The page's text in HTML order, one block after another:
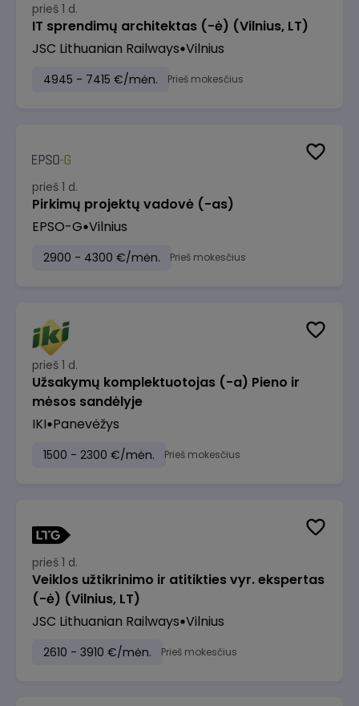
prieš 1 d.
IT sprendimų architektas (-ė) (Vilnius, LT)
JSC Lithuanian Railways Vilnius
4945 - 7415 €/mėn. Prieš mokesčius
prieš 1 d.
Pirkimų projektų vadovė (-as)
EPSO-G Vilnius
2900 - 4300 €/mėn. Prieš mokesčius
prieš 1 d.
Užsakymų komplektuotojas (-a) Pieno ir
mėsos sandėlyje
IKI Panevėžys
1500 - 2300 €/mėn. Prieš mokesčius
prieš 1 d.
Veiklos užtikrinimo ir atitikties vyr. ekspertas
(-ė) (Vilnius, LT)
JSC Lithuanian Railways Vilnius
2610 - 3910 €/mėn. Prieš mokesčius